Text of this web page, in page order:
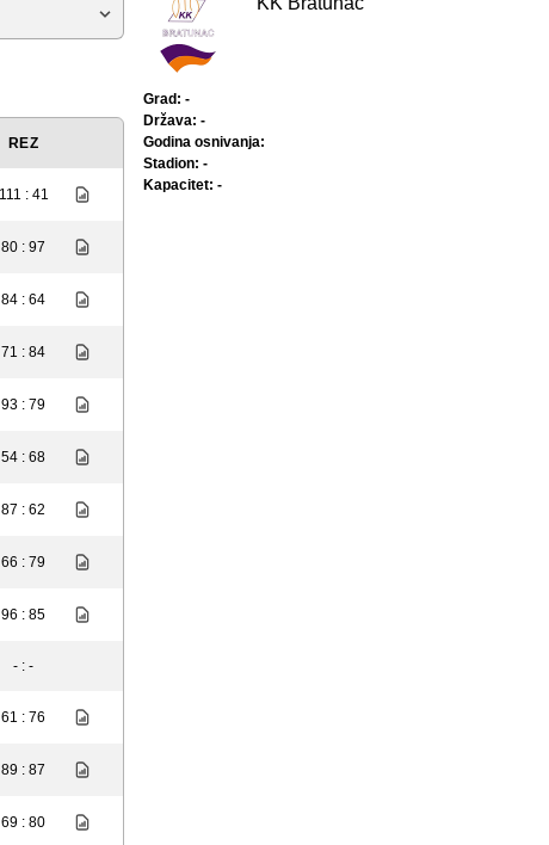
REZ
111 : 41
80 : 97
84 : 64
71 : 84
93 : 79
54 : 68
87 : 62
66 : 79
96 : 85
- : -
61 : 76
89 : 87
69 : 80
Grad: -
Država: -
Godina osnivanja:
Stadion: -
Kapacitet: -